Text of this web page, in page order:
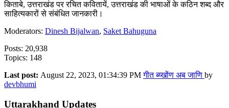
किताबे, उत्तराखंड पर रचित कवितायें, उत्तराखंड की भाषाओं के कठिन शब्द और
साहित्यकारों से संबंधित जानकारी।
Moderators: Dinesh Bijalwan, Saket Bahuguna
Posts: 20,938
Topics: 148
Last post: August 22, 2023, 01:34:39 PMगीत ब्य्खोंण अब जाणि by
devbhumi
Uttarakhand Updates